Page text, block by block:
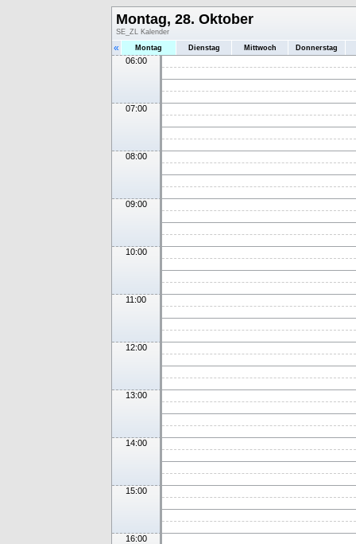
Montag, 28. Oktober
SE_ZL Kalender
« Montag Dienstag Mittwoch Donnerstag
06:00
07:00
08:00
09:00
10:00
11:00
12:00
13:00
14:00
15:00
16:00